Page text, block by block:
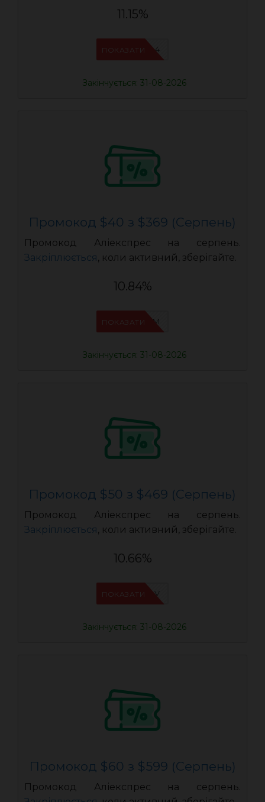
11.15%
IFPDMDL4
ПОКАЗАТИ
Закінчується: 31-08-2026
Промокод $40 з $369 (Серпень)
Промокод Аліекспрес на серпень.
Закріплюється, коли активний, зберігайте.
10.84%
IFP33WRM
ПОКАЗАТИ
Закінчується: 31-08-2026
Промокод $50 з $469 (Серпень)
Промокод Аліекспрес на серпень.
Закріплюється, коли активний, зберігайте.
10.66%
IFPHE6DV
ПОКАЗАТИ
Закінчується: 31-08-2026
Промокод $60 з $599 (Серпень)
Промокод Аліекспрес на серпень.